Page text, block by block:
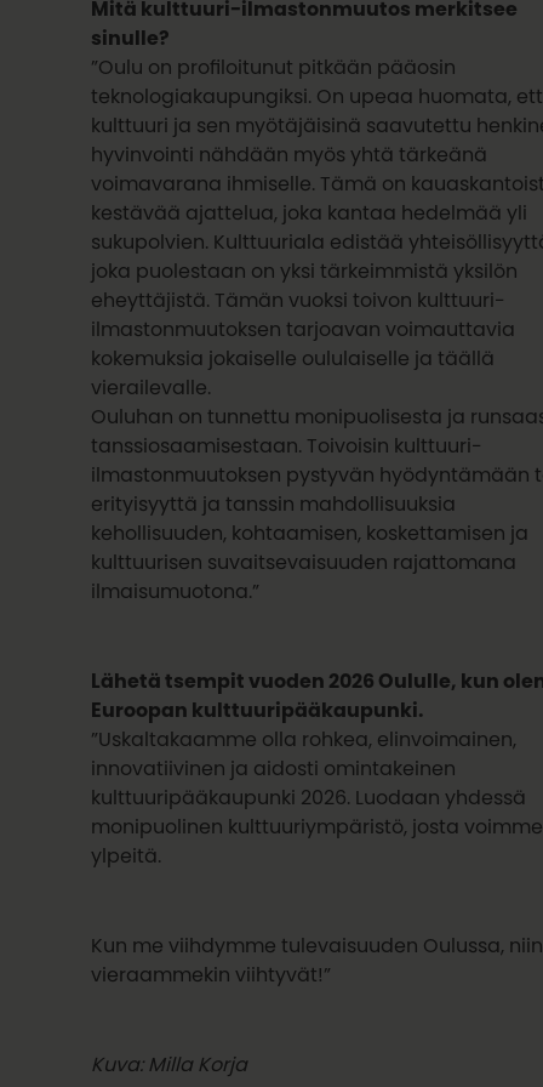
Mitä kulttuuri-ilmastonmuutos merkitsee
sinulle?
”Oulu on profiloitunut pitkään pääosin
teknologiakaupungiksi. On upeaa huomata,
kulttuuri ja sen myötäjäisinä saavutettu
hyvinvointi nähdään myös yhtä tärkeänä
voimavarana ihmiselle. Tämä on
kestävää ajattelua, joka kantaa hedelmää yli
sukupolvien. Kulttuuriala edistää
joka puolestaan on yksi tärkeimmistä yksilön
eheyttäjistä. Tämän vuoksi toivon kulttuuri-
ilmastonmuutoksen tarjoavan voimauttavia
kokemuksia jokaiselle oululaiselle ja täällä
vierailevalle.
Ouluhan on tunnettu monipuolisesta ja
tanssiosaamisestaan. Toivoisin kulttuuri-
ilmastonmuutoksen pystyvän hyödyntämään
erityisyyttä ja tanssin mahdollisuuksia
kehollisuuden, kohtaamisen, koskettamisen ja
kulttuurisen suvaitsevaisuuden rajattomana
ilmaisumuotona.”
Lähetä tsempit vuoden 2026 Oululle, kun
Euroopan kulttuuripääkaupunki.
”Uskaltakaamme olla rohkea, elinvoimainen,
innovatiivinen ja aidosti omintakeinen
kulttuuripääkaupunki 2026. Luodaan yhdessä
monipuolinen kulttuuriympäristö, josta
ylpeitä.
Kun me viihdymme tulevaisuuden Oulussa, niin
vieraammekin viihtyvät!”
Kuva: Milla Korja